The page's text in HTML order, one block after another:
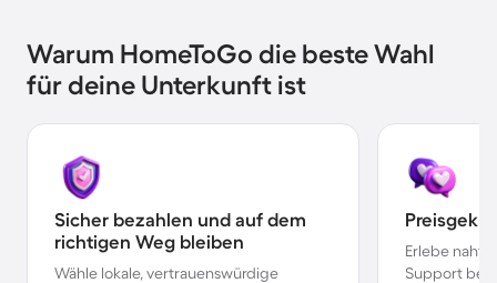
Warum HomeToGo die beste Wahl
für deine Unterkunft ist
Sicher bezahlen und auf dem
richtigen Weg bleiben
Wähle lokale, vertrauenswürdige
Erlebe
Support bei